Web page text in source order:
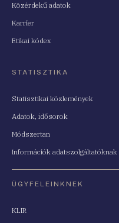
Közérdekű adatok
Karrier
Etikai kódex
STATISZTIKA
Statisztikai közlemények
Adatok, idősorok
Módszertan
Információk adatszolgáltatóknak
ÜGYFELEINKNEK
KLIR